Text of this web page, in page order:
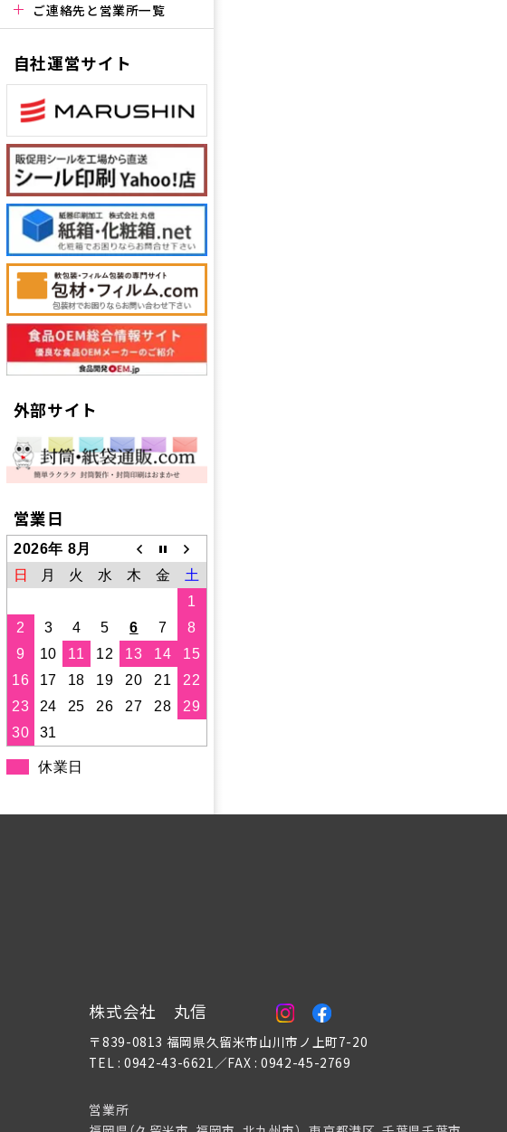
ご連絡先と営業所一覧
自社運営サイト
外部サイト
営業日
2026年 8月
日
月 火 水 木 金
土
1
2
3 4 5 6 7
8
9
10 11 12 13 14
15
16
17 18 19 20 21
22
23
24 25 26 27 28
29
30
31
休業日
株式会社 丸信
〒839-0813 福岡県久留米市山川市ノ上町7-20
TEL : 0942-43-6621／FAX : 0942-45-2769
営業所